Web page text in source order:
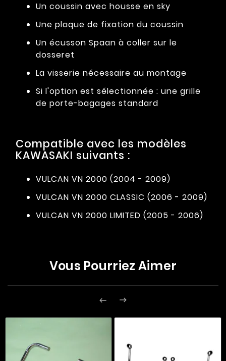
Un coussin avec housse en sky
Une plaque de fixation du coussin
Un écusson Spaan à coller sur le
dosseret
La visserie nécessaire au montage
Si l'option est sélectionnée : une grille
de porte-bagages standard
Compatible avec les modèles
KAWASAKI suivants :
VULCAN VN 2000 (2004 - 2009)
VULCAN VN 2000 CLASSIC (2006 - 2009)
VULCAN VN 2000 LIMITED (2005 - 2006)
Vous Pourriez Aimer
 